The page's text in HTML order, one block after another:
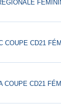
COUPE CD21
COUPE CD21